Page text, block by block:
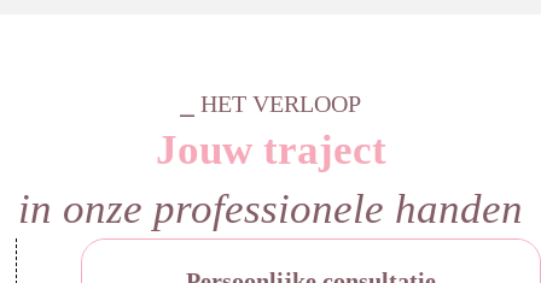
⎯ HET VERLOOP
Jouw traject
in onze professionele handen